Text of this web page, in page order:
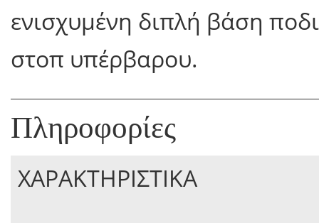
ενισχυμένη διπλή βάση
στοπ υπέρβαρου.
Πληροφορίες
ΧΑΡΑΚΤΗΡΙΣΤΙΚΑ